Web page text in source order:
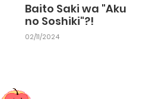
Baito Saki wa "Aku
no Soshiki"?!
02/11/2024